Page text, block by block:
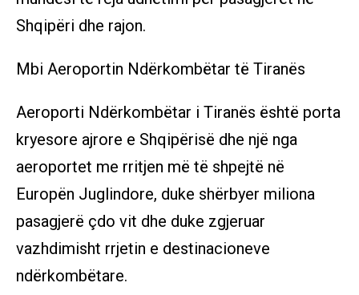
Shqipëri dhe rajon.
Mbi Aeroportin Ndërkombëtar të Tiranës
Aeroporti Ndërkombëtar i Tiranës është porta
kryesore ajrore e Shqipërisë dhe një nga
aeroportet me rritjen më të shpejtë në
Europën Juglindore, duke shërbyer miliona
pasagjerë çdo vit dhe duke zgjeruar
vazhdimisht rrjetin e destinacioneve
ndërkombëtare.